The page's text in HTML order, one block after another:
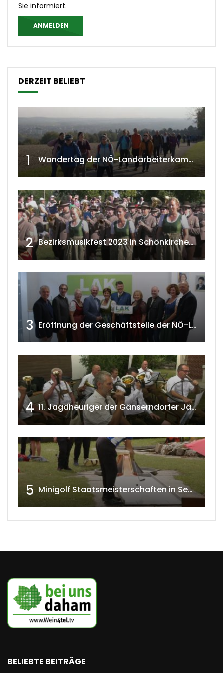
Sie informiert.
ANMELDEN
DERZEIT BELIEBT
1 Wandertag der NÖ-Landarbeiterkammer in Hollabrunn 2024
2 Bezirksmusikfest 2023 in Schönkirchen-Reyersdorf
3 Eröffnung der Geschäftstelle der NÖ-Landarbeiterkammer in Mistelbach w4tv174
4 11. Jagdheuriger der Gänserndorfer Jäger 2020 w4tv166
5 Minigolf Staatsmeisterschaften in Seefeld-Kadolz w4tv174
BELIEBTE BEITRÄGE